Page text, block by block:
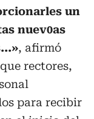
un
nuev0as
, afirmó
rectores,
para recibir